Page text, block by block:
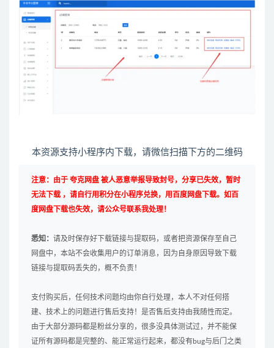
本资源支持小程序内下载，请微信扫描下方的二维码
注意：由于 夸克网盘 被人恶意举报导致封号，分享已失效，暂时
无法下载 ，请自行用积分在小程序兑换，用百度网盘下载。如百
度网盘下载也失效，请公众号联系我处理！
悉知： 请及时保存好下载链接与提取码，或者把资源保存至自己
网盘中，本站不会收集用户的订单消息，因为自身原因导致下载
链接与提取码丢失的，概不负责！
支付购买后，任何技术问题均由你自行处理，本人不对任何搭
建、技术上的问题进行售后支持！是否售后支持由我随性而定。
由于大部分源码都是粉丝分享的，很多没具体测试过，并不能保
证所有源码都是完整的、能正常运行起来，都没有bug与后门之类